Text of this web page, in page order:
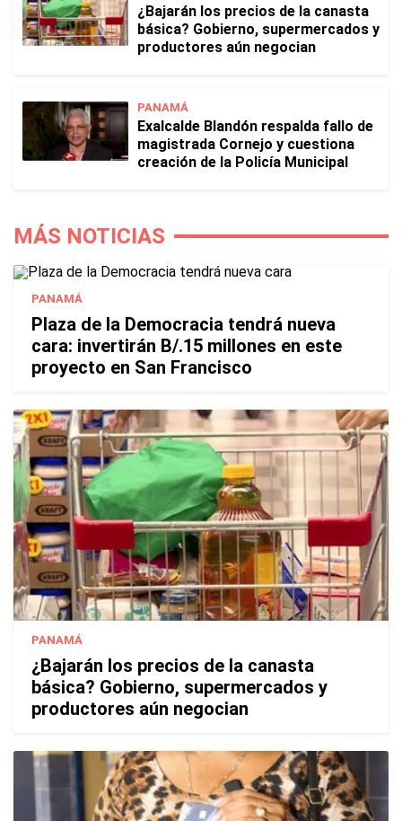
¿Bajarán los precios de la canasta
básica? Gobierno, supermercados y
productores aún negocian
PANAMÁ
Exalcalde Blandón respalda fallo de
magistrada Cornejo y cuestiona
creación de la Policía Municipal
MÁS NOTICIAS
PANAMÁ
Plaza de la Democracia tendrá nueva
cara: invertirán B/.15 millones en este
proyecto en San Francisco
PANAMÁ
¿Bajarán los precios de la canasta
básica? Gobierno, supermercados y
productores aún negocian